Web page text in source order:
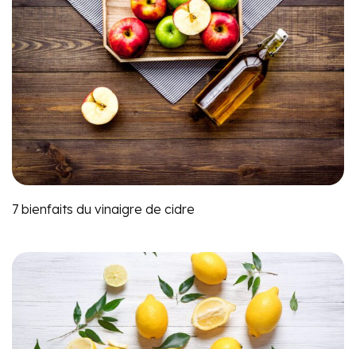
7 bienfaits du vinaigre de cidre